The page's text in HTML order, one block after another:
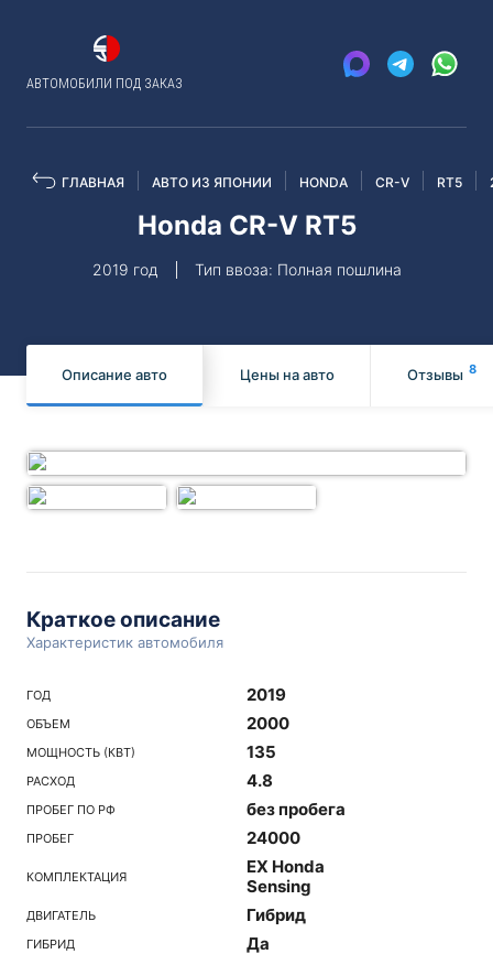
АВТОМОБИЛИ ПОД ЗАКАЗ
ГЛАВНАЯ АВТО ИЗ ЯПОНИИ HONDA CR-V RT5
Honda CR-V RT5
2019 год Тип ввоза: Полная пошлина
Описание авто Цены на авто Отзывы 8
Краткое описание
Характеристик автомобиля
ГОД 2019
ОБЪЕМ 2000
МОЩНОСТЬ (КВТ) 135
РАСХОД 4.8
ПРОБЕГ ПО РФ без пробега
ПРОБЕГ 24000
КОМПЛЕКТАЦИЯ
EX Honda
Sensing
ДВИГАТЕЛЬ Гибрид
ГИБРИД Да